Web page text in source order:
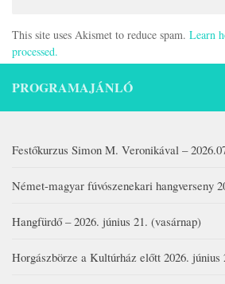
This site uses Akismet to reduce spam. Learn
processed.
PROGRAMAJÁNLÓ
Festőkurzus Simon M. Veronikával –
Német-magyar fúvószenekari hangverseny
Hangfürdő – 2026. június 21. (vasárnap)
Horgászbörze a Kultúrház előtt 2026. június